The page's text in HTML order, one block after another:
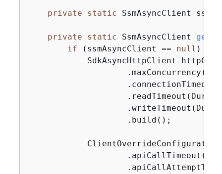
private static SsmAsyncClient
private static SsmAsyncClient
if (ssmAsyncClient == null )
SdkAsyncHttpClient
                    .maxConcurrency(
                    .build();